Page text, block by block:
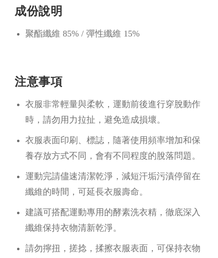
成份說明
聚酯纖維 85% / 彈性纖維 15%
注意事項
衣服非常輕量與柔軟，運動前後進行穿脫動作
時，請勿用力拉扯，避免造成損壞。
衣服表面印刷、標誌，隨著使用頻率增加和保
養存放方式不同，會有不同程度的脫落問題。
運動完請儘速清潔乾淨，減短汗垢污漬停留在
纖維的時間，可延長衣服壽命。
建議可搭配運動專用的酵素洗衣精，徹底深入
纖維保持衣物清新乾淨。
請勿擰扭，搓捻，揉擦衣服表面，可保持衣物